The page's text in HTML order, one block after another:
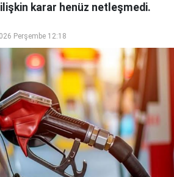
karar henüz netleşmedi.
Perşembe 12:18